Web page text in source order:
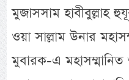
মুজাসসাম হাবীবুল্লাহ
ওয়া সাল্লাম উনার
মুবারক-এ মহাসম্মানিত